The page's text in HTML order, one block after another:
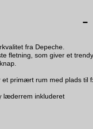
fra Depeche.
fletning, som giver et
primært rum med plads til
læderrem inkluderet